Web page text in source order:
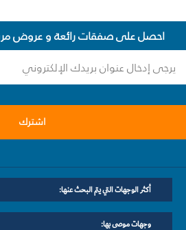
احصل على صفقات رائعة و عروض
اشترك
أكثر الوجهات التي يتم البحث عنها:
وجهات موصى بها: